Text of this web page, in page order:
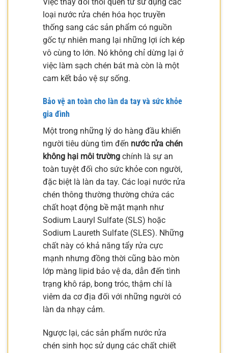
loại nước rửa chén hóa học truyền
thống sang các sản phẩm có nguồn
gốc tự nhiên mang lại những lợi ích kép
vô cùng to lớn. Nó không chỉ dừng lại ở
việc làm sạch chén bát mà còn là một
cam kết bảo vệ sự sống.
Bảo vệ an toàn cho làn da tay và sức khỏe
gia đình
Một trong những lý do hàng đầu khiến
người tiêu dùng tìm đến nước rửa chén
không hại môi trường chính là sự an
toàn tuyệt đối cho sức khỏe con người,
đặc biệt là làn da tay. Các loại nước rửa
chén thông thường thường chứa các
chất hoạt động bề mặt mạnh như
Sodium Lauryl Sulfate (SLS) hoặc
Sodium Laureth Sulfate (SLES). Những
chất này có khả năng tẩy rửa cực
mạnh nhưng đồng thời cũng bào mòn
lớp màng lipid bảo vệ da, dẫn đến tình
trạng khô ráp, bong tróc, thậm chí là
viêm da cơ địa đối với những người có
làn da nhạy cảm.
Ngược lại, các sản phẩm nước rửa
chén sinh học sử dụng các chất chiết